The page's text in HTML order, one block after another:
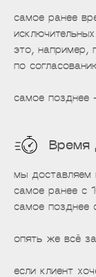
самое ранее
это, например,
по
самое
Время
мы доставляем
самое ранее с
самое позднее
опять же всё
если клиент